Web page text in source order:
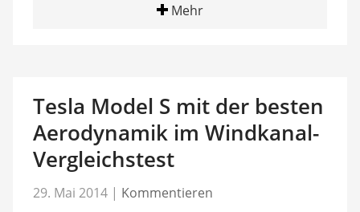
Mehr
Tesla Model S mit der besten
Aerodynamik im Windkanal-
Vergleichstest
29. Mai 2014 | Kommentieren